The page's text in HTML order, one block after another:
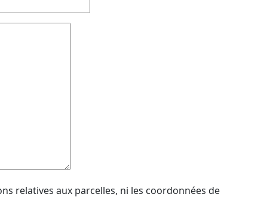
relatives aux parcelles, ni les coordonnées de